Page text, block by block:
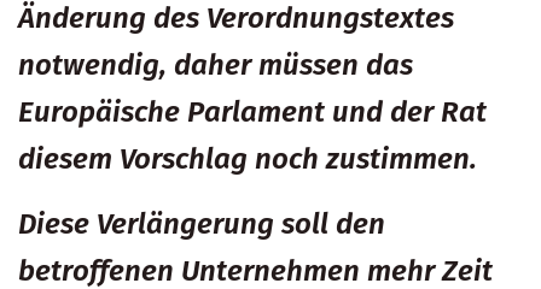
Änderung des Verordnungstextes
notwendig, daher müssen das
Europäische Parlament und der Rat
diesem Vorschlag noch zustimmen.
Diese Verlängerung soll den
betroffenen Unternehmen mehr Zeit